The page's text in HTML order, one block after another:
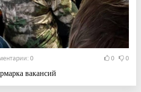
0 0 0
вакансий